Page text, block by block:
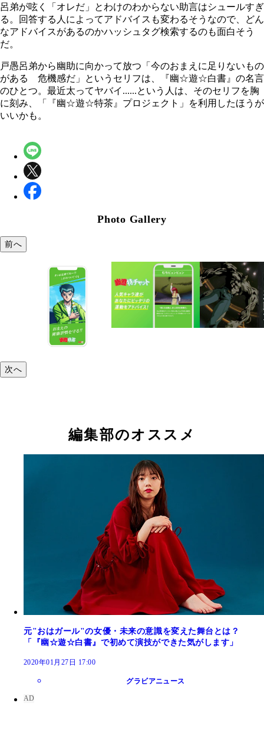
呂弟が呟く「オレだ」とわけのわからない助言はシュールすぎ
る。回答する人によってアドバイスも変わるそうなので、どん
なアドバイスがあるのかハッシュタグ検索するのも面白そう
だ。
戸愚呂弟から幽助に向かって放つ「今のおまえに足りないもの
がある 危機感だ」というセリフは、『幽☆遊☆白書』の名言
のひとつ。最近太ってヤバイ......という人は、そのセリフを胸
に刻み、「『幽☆遊☆特茶』プロジェクト」を利用したほうが
いいかも。
Photo Gallery
前へ
次へ
編集部のオススメ
元"おはガール"の女優・未来の意識を変えた舞台とは？
「『幽☆遊☆白書』で初めて演技ができた気がします」
2020年01月27日 17:00
グラビアニュース